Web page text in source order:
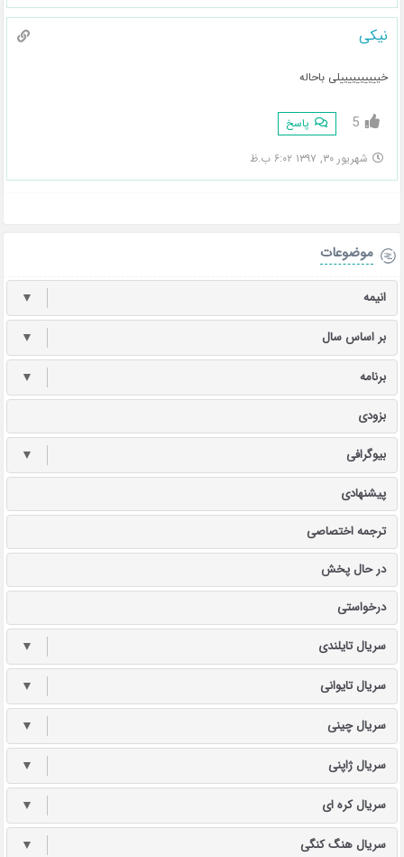
نیکی
خییییییییییلی باحاله
5 پاسخ
شهریور ۳۰, ۱۳۹۷ ۶:۰۲ ب.ظ
موضوعات
انیمه ▼
بر اساس سال ▼
برنامه ▼
بزودی
بیوگرافی ▼
پیشنهادی
ترجمه اختصاصی
در حال پخش
درخواستی
سریال تایلندی ▼
سریال تایوانی ▼
سریال چینی ▼
سریال ژاپنی ▼
سریال کره ای ▼
سریال هنگ کنگی ▼